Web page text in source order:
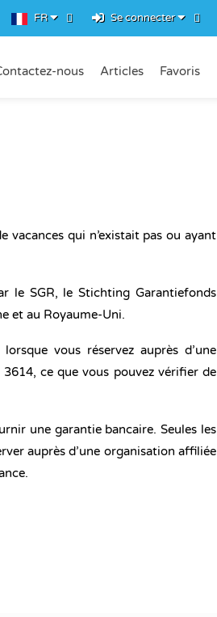
FR Se connecter
nous Articles Favoris
vacances qui n’existait pas ou ayant
le SGR, le Stichting Garantiefonds
et au Royaume-Uni.
vous réservez auprès d’une
ce que vous pouvez vérifier de
une garantie bancaire. Seules les
auprès d’une organisation affiliée